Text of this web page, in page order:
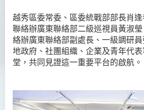
越秀區委常委、區委統戰部部長肖
聯絡辦廣東聯絡部二級巡視員黃淑
絡辦廣東聯絡部副處長、一級調研
地政府、社團組織、企業及青年代
堂，共同見證這一重要平台的啟航。